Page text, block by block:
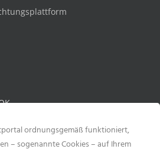
ordnungsgemäß funktioniert,
– sogenannte Cookies – auf Ihrem